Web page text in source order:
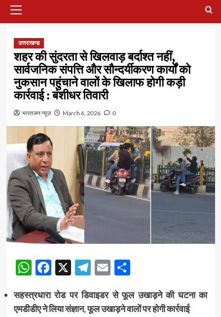
Menu
उत्तराखण्ड
शहर की सुंदरता से खिलवाड़ बर्दाश्त नहीं,
सार्वजनिक संपत्ति और सौन्दर्यीकरण कार्यों को
नुकसान पहुंचाने वालों के खिलाफ होगी कड़ी
कार्रवाई : बंशीधर तिवारी
भारतजन न्यूज़ March 6, 2026 0
WhatsApp
Facebook
X Telegram
EmailShare
सहस्त्रधारा रोड पर डिवाइडर से फूल उखाड़ने की घटना का
एमडीडीए ने लिया संज्ञान, फूल उखाड़ने वालों पर होगी कार्रवाई